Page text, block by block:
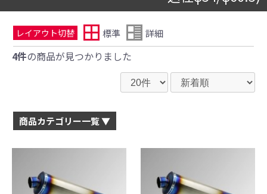
レイアウト切替 標準 詳細
4件の商品が見つかりました
商品カテゴリー一覧